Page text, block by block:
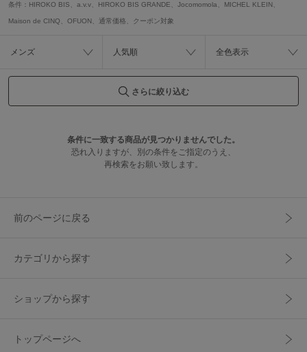
条件： HIROKO BIS、a.v.v、HIROKO BIS GRANDE、Jocomomola、MICHEL KLEIN、
Maison de CINQ、OFUON、通常価格、クーポン対象
メンズ 人気順 全色表示
さらに絞り込む
条件に一致する商品が見つかりませんでした。
恐れ入りますが、別の条件をご指定のうえ、
再検索をお願い致します。
前のページに戻る
カテゴリから探す
ショップから探す
トップページへ